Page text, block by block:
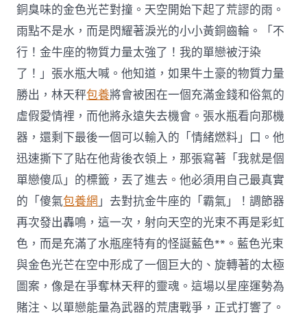
銅臭味的金色光芒對撞。天空開始下起了荒謬的雨。
雨點不是水，而是閃耀著淚光的小小黃銅齒輪。「不
行！金牛座的物質力量太強了！我的單戀被汙染
了！」張水瓶大喊。他知道，如果牛土豪的物質力量
勝出，林天秤包養將會被困在一個充滿金錢和俗氣的
虛假愛情裡，而他將永遠失去機會。張水瓶看向那機
器，還剩下最後一個可以輸入的「情緒燃料」口。他
迅速撕下了貼在他背後衣領上，那張寫著「我就是個
單戀傻瓜」的標籤，丟了進去。他必須用自己最真實
的「傻氣包養網」去對抗金牛座的「霸氣」！調節器
再次發出轟鳴，這一次，射向天空的光束不再是彩虹
色，而是充滿了水瓶座特有的怪誕藍色**。藍色光束
與金色光芒在空中形成了一個巨大的、旋轉著的太極
圖案，像是在爭奪林天秤的靈魂。這場以星座運勢為
賭注、以單戀能量為武器的荒唐戰爭，正式打響了。